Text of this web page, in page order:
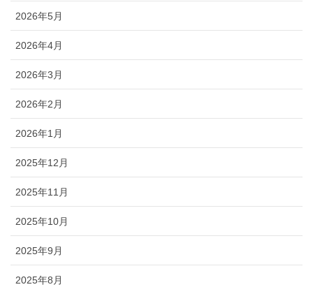
2026年5月
2026年4月
2026年3月
2026年2月
2026年1月
2025年12月
2025年11月
2025年10月
2025年9月
2025年8月